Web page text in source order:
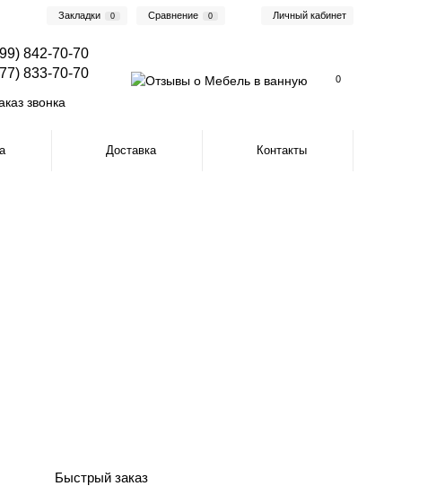
Закладки 0 Сравнение 0 Личный кабинет
842-70-70
833-70-70
звонка
0
Доставка Контакты
Быстрый заказ